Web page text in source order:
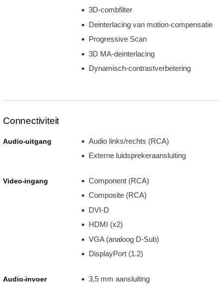
3D-combfilter
Deinterlacing van motion-compensatie
Progressive Scan
3D MA-deinterlacing
Dynamisch-contrastverbetering
Connectiviteit
Audio-uitgang
Audio links/rechts (RCA)
Externe luidsprekeraansluiting
Video-ingang
Component (RCA)
Composite (RCA)
DVI-D
HDMI (x2)
VGA (analoog D-Sub)
DisplayPort (1.2)
Audio-invoer
3,5 mm aansluiting